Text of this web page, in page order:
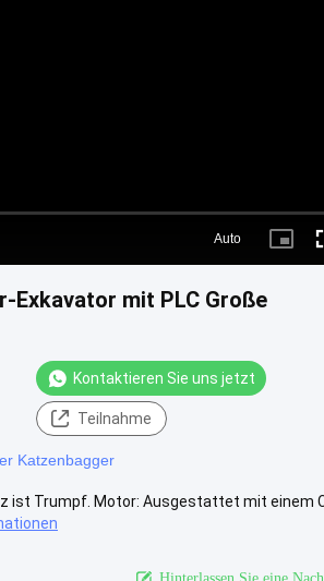
Auto
Picture-
Exkavator mit PLC Große
Kontaktieren Sie uns jetzt
Teilnahme
Katzenbagger
ist Trumpf. Motor: Ausgestattet mit einem
Hinterlassen Sie eine